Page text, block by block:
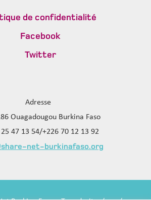
de confidentialité
Facebook
Twitter
Adresse
Ouagadougou Burkina Faso
47 13 54/+226 70 12 13 92
net-burkinafaso.org